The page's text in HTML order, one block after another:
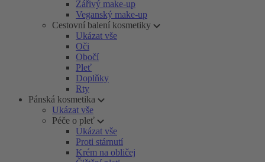
Zářivý make-up
Veganský make-up
Cestovní balení kosmetiky
Ukázat vše
Oči
Obočí
Pleť
Doplňky
Rty
Pánská kosmetika
Ukázat vše
Péče o pleť
Ukázat vše
Proti stárnutí
Krém na obličej